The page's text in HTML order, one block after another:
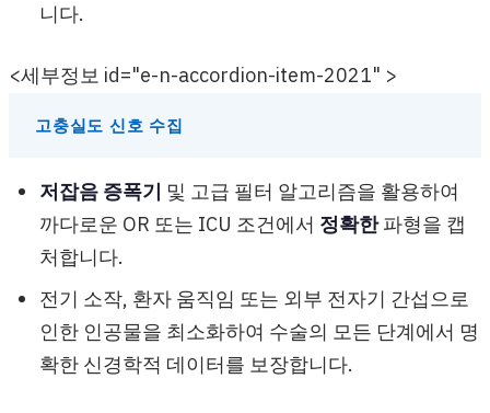
니다.
<세부정보 id="e-n-accordion-item-2021" >
고충실도 신호 수집
저잡음 증폭기 및 고급 필터 알고리즘을 활용하여
까다로운 OR 또는 ICU 조건에서 정확한파형을 캡
처합니다.
전기 소작, 환자 움직임 또는 외부 전자기 간섭으로
인한 인공물을 최소화하여 수술의 모든 단계에서 명
확한 신경학적 데이터를 보장합니다.